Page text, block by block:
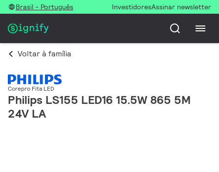
Brasil - Português InvestidoresAssinar newsletter
Voltar à família
Corepro Fita LED
Philips LS155 LED16 15.5W 865 5M
24V LA